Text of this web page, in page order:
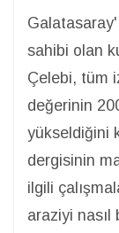
sahibi olan
Çelebi, tüm
değerinin
yükseldiğini
dergisinin
ilgili
araziyi